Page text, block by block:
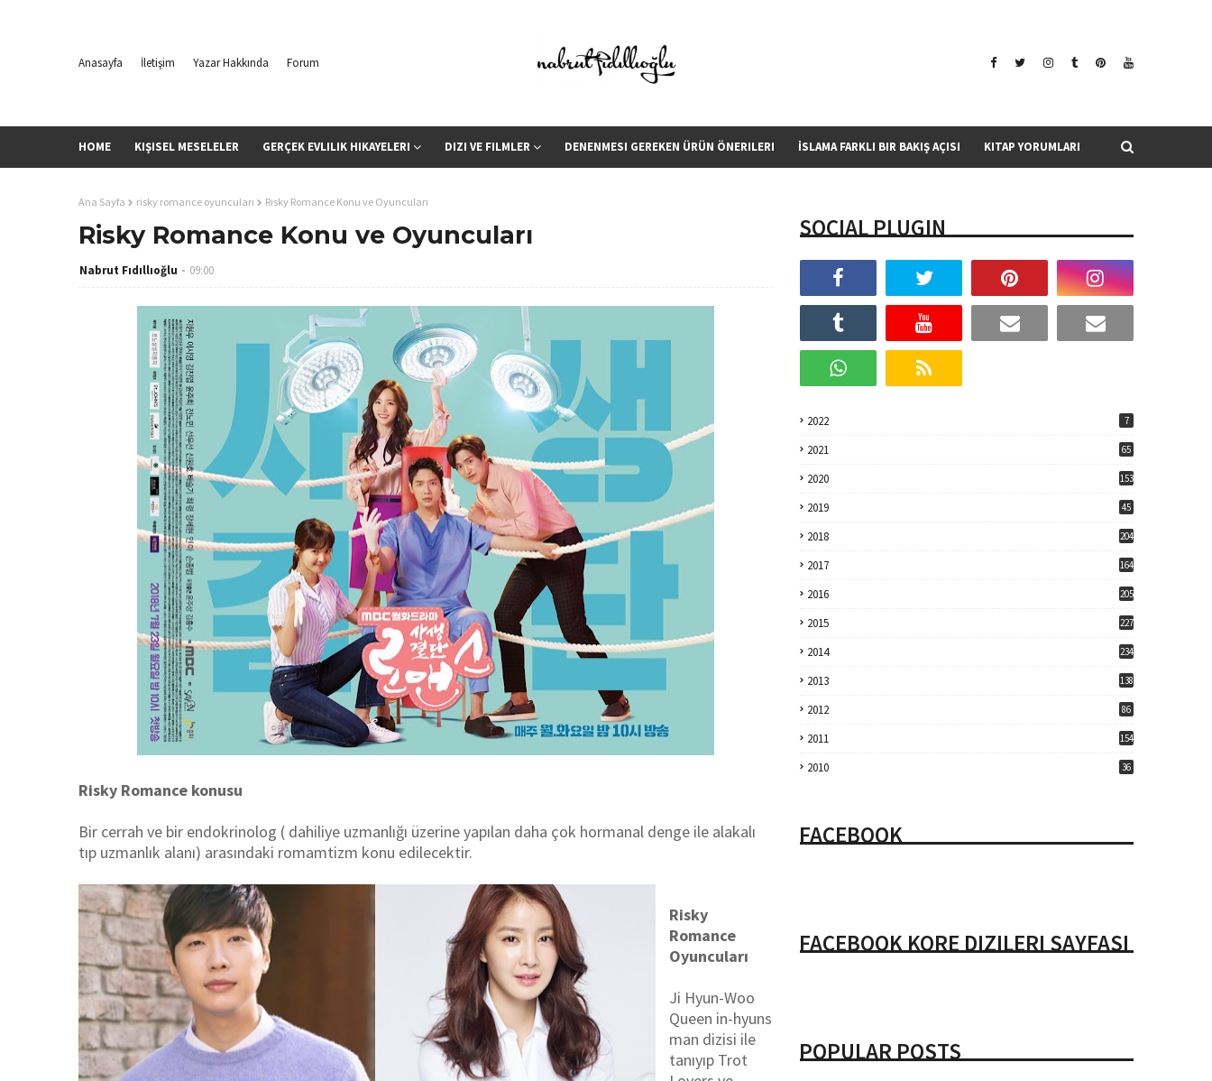
Anasayfa İletişim Yazar Hakkında Forum
HOME KIŞISEL MESELELER GERÇEK EVLILIK HIKAYELERI DIZI VE FILMLER DENENMESI GEREKEN ÜRÜN ÖNERILERI İSLAMA FARKLI BIR BAKIŞ AÇISI KITAP YORUMLARI
Ana Sayfa risky romance oyuncuları Risky Romance Konu ve Oyuncuları
Risky Romance Konu ve Oyuncuları
Nabrut Fıdıllıoğlu 09:00
Risky Romance konusu
Bir cerrah ve bir endokrinolog ( dahiliye uzmanlığı üzerine yapılan daha çok hormanal denge ile alakalı
tıp uzmanlık alanı) arasındaki romamtizm konu edilecektir.
Risky
Romance
Oyuncuları
Ji Hyun-Woo
Queen in-hyuns
man dizisi ile
tanıyıp Trot
SOCIAL PLUGIN
2022 7
2021 65
2020 153
2019 45
2018 204
2017 164
2016 205
2015 227
2014 234
2013 138
2012 86
2011 154
2010 36
FACEBOOK
FACEBOOK KORE DIZILERI SAYFASI
POPULAR POSTS